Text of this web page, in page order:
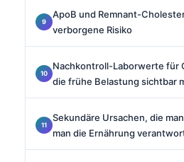
ApoB und Remnant-
verborgene Risiko
Nachkontroll-Laborwerte für
die frühe Belastung sichtbar
Sekundäre Ursachen, die
man die Ernährung